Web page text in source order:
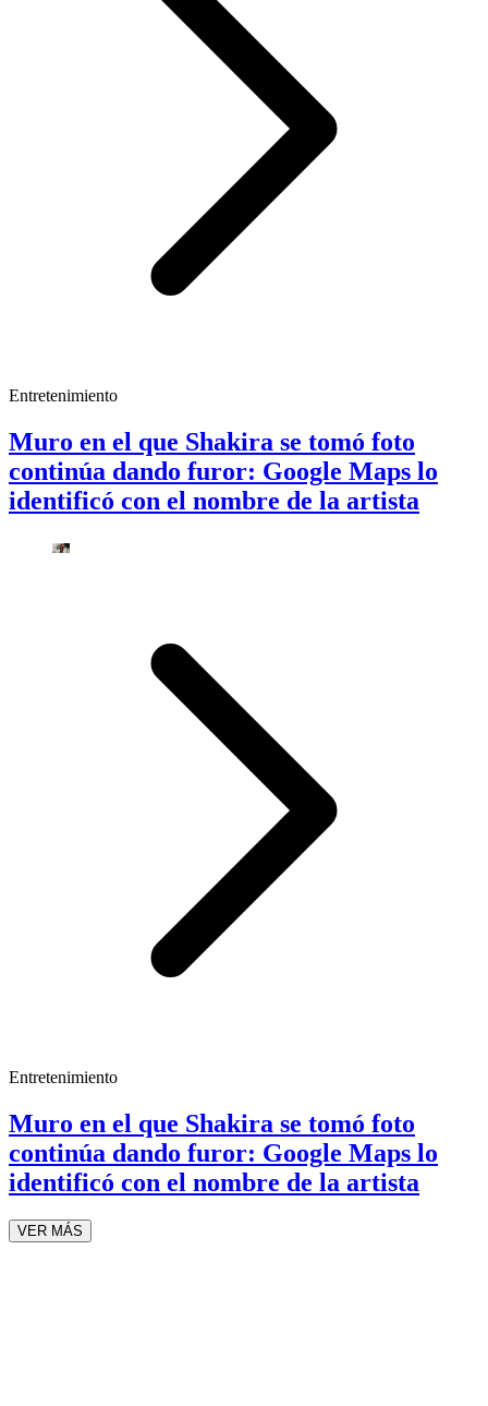
Entretenimiento
Muro en el que Shakira se tomó foto
continúa dando furor: Google Maps lo
identificó con el nombre de la artista
Entretenimiento
Muro en el que Shakira se tomó foto
continúa dando furor: Google Maps lo
identificó con el nombre de la artista
VER MÁS